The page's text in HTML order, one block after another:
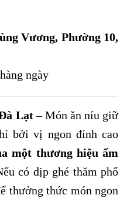
Vương, Phường 10,
ngày
Lạt– Món ăn níu giữ
bởi vị ngon đỉnh cao
một thương hiệu ẩm
có dịp ghé thăm phố
thưởng thức món ngon